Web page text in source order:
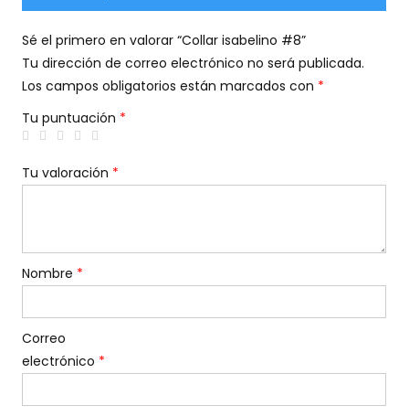
Sé el primero en valorar “Collar isabelino #8”
Tu dirección de correo electrónico no será publicada.
Los campos obligatorios están marcados con *
Tu puntuación *
Tu valoración *
Nombre *
Correo
electrónico *